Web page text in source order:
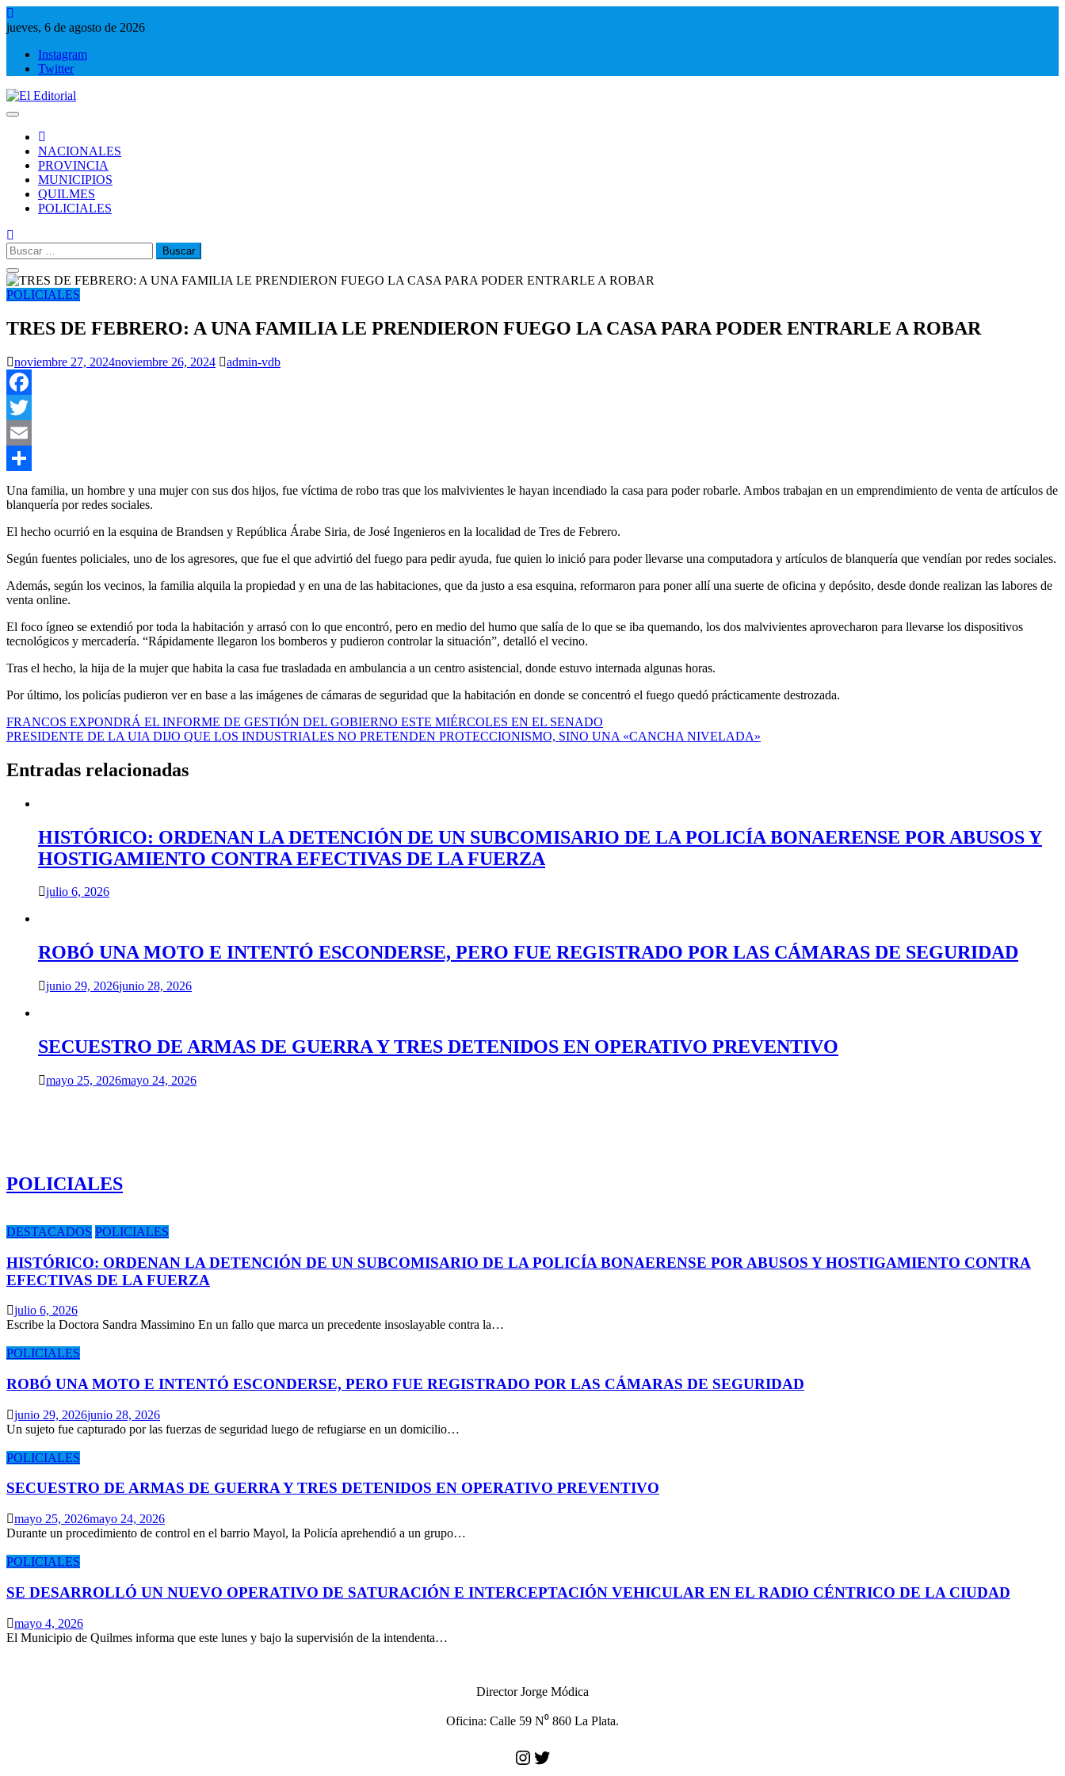
Saltar
al
jueves, 6 de agosto de 2026
Instagram
Twitter
NACIONALES
PROVINCIA
MUNICIPIOS
QUILMES
POLICIALES
Buscar:
POLICIALES
TRES DE FEBRERO: A UNA FAMILIA LE PRENDIERON FUEGO LA CASA PARA PODER ENTRARLE A ROBAR
noviembre 27, 2024noviembre 26, 2024 admin-vdb
Facebook
Twitter
Email
Compartir
Una familia, un hombre y una mujer con sus dos hijos, fue víctima de robo tras que los malvivientes le hayan incendiado la casa para poder robarle. Ambos trabajan en un emprendimiento de venta de artículos de
blanquería por redes sociales.
El hecho ocurrió en la esquina de Brandsen y República Árabe Siria, de José Ingenieros en la localidad de Tres de Febrero.
Según fuentes policiales, uno de los agresores, que fue el que advirtió del fuego para pedir ayuda, fue quien lo inició para poder llevarse una computadora y artículos de blanquería que vendían por redes sociales.
Además, según los vecinos, la familia alquila la propiedad y en una de las habitaciones, que da justo a esa esquina, reformaron para poner allí una suerte de oficina y depósito, desde donde realizan las labores de
venta online.
El foco ígneo se extendió por toda la habitación y arrasó con lo que encontró, pero en medio del humo que salía de lo que se iba quemando, los dos malvivientes aprovecharon para llevarse los dispositivos
tecnológicos y mercadería. “Rápidamente llegaron los bomberos y pudieron controlar la situación”, detalló el vecino.
Tras el hecho, la hija de la mujer que habita la casa fue trasladada en ambulancia a un centro asistencial, donde estuvo internada algunas horas.
Por último, los policías pudieron ver en base a las imágenes de cámaras de seguridad que la habitación en donde se concentró el fuego quedó prácticamente destrozada.
Navegación
de
entradas
FRANCOS EXPONDRÁ EL INFORME DE GESTIÓN DEL GOBIERNO ESTE MIÉRCOLES EN EL SENADO
PRESIDENTE DE LA UIA DIJO QUE LOS INDUSTRIALES NO PRETENDEN PROTECCIONISMO, SINO UNA «CANCHA NIVELADA»
Entradas relacionadas
HISTÓRICO: ORDENAN LA DETENCIÓN DE UN SUBCOMISARIO DE LA POLICÍA BONAERENSE POR ABUSOS Y
HOSTIGAMIENTO CONTRA EFECTIVAS DE LA FUERZA
julio 6, 2026
ROBÓ UNA MOTO E INTENTÓ ESCONDERSE, PERO FUE REGISTRADO POR LAS CÁMARAS DE SEGURIDAD
junio 29, 2026junio 28, 2026
SECUESTRO DE ARMAS DE GUERRA Y TRES DETENIDOS EN OPERATIVO PREVENTIVO
mayo 25, 2026mayo 24, 2026
POLICIALES
DESTACADOS POLICIALES
HISTÓRICO: ORDENAN LA DETENCIÓN DE UN SUBCOMISARIO DE LA POLICÍA BONAERENSE POR ABUSOS Y HOSTIGAMIENTO CONTRA
EFECTIVAS DE LA FUERZA
julio 6, 2026
Escribe la Doctora Sandra Massimino En un fallo que marca un precedente insoslayable contra la…
POLICIALES
ROBÓ UNA MOTO E INTENTÓ ESCONDERSE, PERO FUE REGISTRADO POR LAS CÁMARAS DE SEGURIDAD
junio 29, 2026junio 28, 2026
Un sujeto fue capturado por las fuerzas de seguridad luego de refugiarse en un domicilio…
POLICIALES
SECUESTRO DE ARMAS DE GUERRA Y TRES DETENIDOS EN OPERATIVO PREVENTIVO
mayo 25, 2026mayo 24, 2026
Durante un procedimiento de control en el barrio Mayol, la Policía aprehendió a un grupo…
POLICIALES
SE DESARROLLÓ UN NUEVO OPERATIVO DE SATURACIÓN E INTERCEPTACIÓN VEHICULAR EN EL RADIO CÉNTRICO DE LA CIUDAD
mayo 4, 2026
El Municipio de Quilmes informa que este lunes y bajo la supervisión de la intendenta…
Director Jorge Módica
Oficina: Calle 59 N⁰ 860 La Plata.
Instagram
Twitter